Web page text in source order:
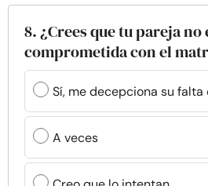
8. ¿Crees que tu pareja no
comprometida con el
Sí, me decepciona su
A veces